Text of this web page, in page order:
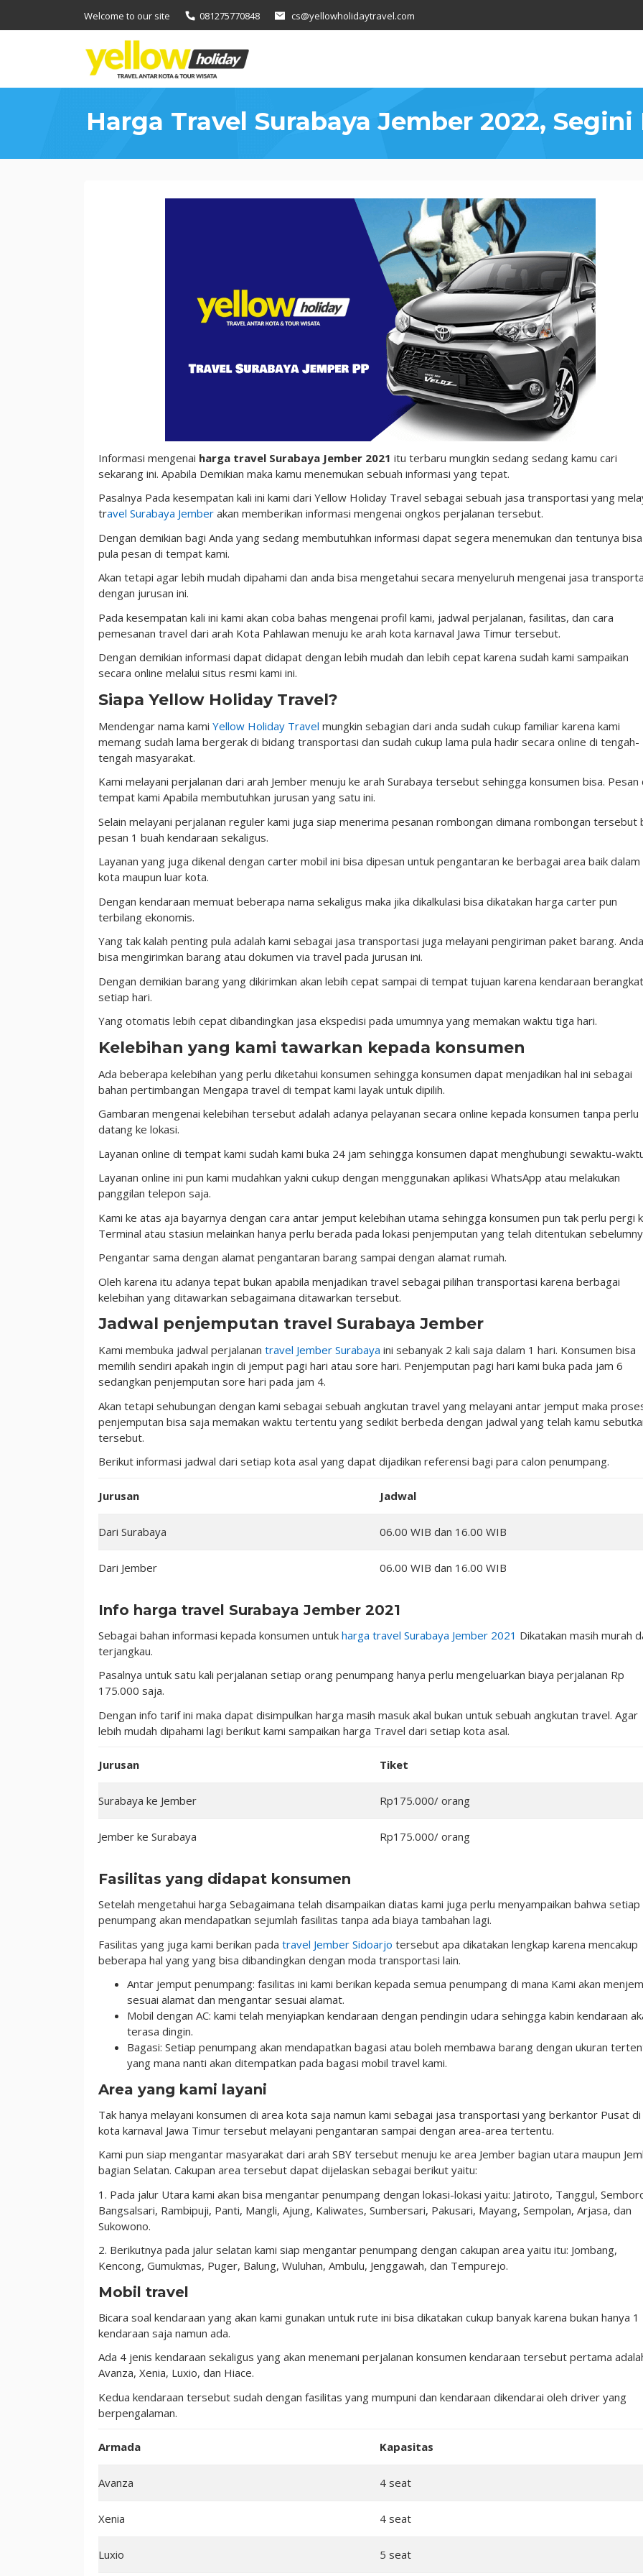
Welcome to our site 081275770848 cs@yellowholidaytravel.com
Harga Travel Surabaya Jember 2022,
Informasi mengenai harga travel Surabaya Jember 2021 itu terbaru mungkin sedang sedang kamu cari
sekarang ini. Apabila Demikian maka kamu menemukan sebuah informasi yang tepat.
Pasalnya Pada kesempatan kali ini kami dari Yellow Holiday Travel sebagai sebuah jasa transportasi yang
travel Surabaya Jember akan memberikan informasi mengenai ongkos perjalanan tersebut.
Dengan demikian bagi Anda yang sedang membutuhkan informasi dapat segera menemukan dan tentunya bisa
pula pesan di tempat kami.
Akan tetapi agar lebih mudah dipahami dan anda bisa mengetahui secara menyeluruh mengenai jasa
dengan jurusan ini.
Pada kesempatan kali ini kami akan coba bahas mengenai profil kami, jadwal perjalanan, fasilitas, dan cara
pemesanan travel dari arah Kota Pahlawan menuju ke arah kota karnaval Jawa Timur tersebut.
Dengan demikian informasi dapat didapat dengan lebih mudah dan lebih cepat karena sudah kami sampaikan
secara online melalui situs resmi kami ini.
Siapa Yellow Holiday Travel?
Mendengar nama kami Yellow Holiday Travel mungkin sebagian dari anda sudah cukup familiar karena kami
memang sudah lama bergerak di bidang transportasi dan sudah cukup lama pula hadir secara online di tengah-
tengah masyarakat.
Kami melayani perjalanan dari arah Jember menuju ke arah Surabaya tersebut sehingga konsumen bisa. Pesan
tempat kami Apabila membutuhkan jurusan yang satu ini.
Selain melayani perjalanan reguler kami juga siap menerima pesanan rombongan dimana rombongan tersebut
pesan 1 buah kendaraan sekaligus.
Layanan yang juga dikenal dengan carter mobil ini bisa dipesan untuk pengantaran ke berbagai area baik dalam
kota maupun luar kota.
Dengan kendaraan memuat beberapa nama sekaligus maka jika dikalkulasi bisa dikatakan harga carter pun
terbilang ekonomis.
Yang tak kalah penting pula adalah kami sebagai jasa transportasi juga melayani pengiriman paket barang. Anda
bisa mengirimkan barang atau dokumen via travel pada jurusan ini.
Dengan demikian barang yang dikirimkan akan lebih cepat sampai di tempat tujuan karena kendaraan berangkat
setiap hari.
Yang otomatis lebih cepat dibandingkan jasa ekspedisi pada umumnya yang memakan waktu tiga hari.
Kelebihan yang kami tawarkan kepada konsumen
Ada beberapa kelebihan yang perlu diketahui konsumen sehingga konsumen dapat menjadikan hal ini sebagai
bahan pertimbangan Mengapa travel di tempat kami layak untuk dipilih.
Gambaran mengenai kelebihan tersebut adalah adanya pelayanan secara online kepada konsumen tanpa perlu
datang ke lokasi.
Layanan online di tempat kami sudah kami buka 24 jam sehingga konsumen dapat menghubungi sewaktu-
Layanan online ini pun kami mudahkan yakni cukup dengan menggunakan aplikasi WhatsApp atau melakukan
panggilan telepon saja.
Kami ke atas aja bayarnya dengan cara antar jemput kelebihan utama sehingga konsumen pun tak perlu pergi
Terminal atau stasiun melainkan hanya perlu berada pada lokasi penjemputan yang telah ditentukan
Pengantar sama dengan alamat pengantaran barang sampai dengan alamat rumah.
Oleh karena itu adanya tepat bukan apabila menjadikan travel sebagai pilihan transportasi karena berbagai
kelebihan yang ditawarkan sebagaimana ditawarkan tersebut.
Jadwal penjemputan travel Surabaya Jember
Kami membuka jadwal perjalanan travel Jember Surabaya ini sebanyak 2 kali saja dalam 1 hari. Konsumen bisa
memilih sendiri apakah ingin di jemput pagi hari atau sore hari. Penjemputan pagi hari kami buka pada jam 6
sedangkan penjemputan sore hari pada jam 4.
Akan tetapi sehubungan dengan kami sebagai sebuah angkutan travel yang melayani antar jemput maka
penjemputan bisa saja memakan waktu tertentu yang sedikit berbeda dengan jadwal yang telah kamu
tersebut.
Berikut informasi jadwal dari setiap kota asal yang dapat dijadikan referensi bagi para calon penumpang.
Jurusan Jadwal
Dari Surabaya 06.00 WIB dan 16.00 WIB
Dari Jember 06.00 WIB dan 16.00 WIB
Info harga travel Surabaya Jember 2021
Sebagai bahan informasi kepada konsumen untuk harga travel Surabaya Jember 2021 Dikatakan masih murah
terjangkau.
Pasalnya untuk satu kali perjalanan setiap orang penumpang hanya perlu mengeluarkan biaya perjalanan Rp
175.000 saja.
Dengan info tarif ini maka dapat disimpulkan harga masih masuk akal bukan untuk sebuah angkutan travel. Agar
lebih mudah dipahami lagi berikut kami sampaikan harga Travel dari setiap kota asal.
Jurusan Tiket
Surabaya ke Jember Rp175.000/ orang
Jember ke Surabaya Rp175.000/ orang
Fasilitas yang didapat konsumen
Setelah mengetahui harga Sebagaimana telah disampaikan diatas kami juga perlu menyampaikan bahwa setiap
penumpang akan mendapatkan sejumlah fasilitas tanpa ada biaya tambahan lagi.
Fasilitas yang juga kami berikan pada travel Jember Sidoarjo tersebut apa dikatakan lengkap karena mencakup
beberapa hal yang yang bisa dibandingkan dengan moda transportasi lain.
Antar jemput penumpang: fasilitas ini kami berikan kepada semua penumpang di mana Kami akan
sesuai alamat dan mengantar sesuai alamat.
Mobil dengan AC: kami telah menyiapkan kendaraan dengan pendingin udara sehingga kabin kendaraan
terasa dingin.
Bagasi: Setiap penumpang akan mendapatkan bagasi atau boleh membawa barang dengan ukuran
yang mana nanti akan ditempatkan pada bagasi mobil travel kami.
Area yang kami layani
Tak hanya melayani konsumen di area kota saja namun kami sebagai jasa transportasi yang berkantor Pusat
kota karnaval Jawa Timur tersebut melayani pengantaran sampai dengan area-area tertentu.
Kami pun siap mengantar masyarakat dari arah SBY tersebut menuju ke area Jember bagian utara maupun
bagian Selatan. Cakupan area tersebut dapat dijelaskan sebagai berikut yaitu:
1. Pada jalur Utara kami akan bisa mengantar penumpang dengan lokasi-lokasi yaitu: Jatiroto, Tanggul,
Bangsalsari, Rambipuji, Panti, Mangli, Ajung, Kaliwates, Sumbersari, Pakusari, Mayang, Sempolan, Arjasa, dan
Sukowono.
2. Berikutnya pada jalur selatan kami siap mengantar penumpang dengan cakupan area yaitu itu: Jombang,
Kencong, Gumukmas, Puger, Balung, Wuluhan, Ambulu, Jenggawah, dan Tempurejo.
Mobil travel
Bicara soal kendaraan yang akan kami gunakan untuk rute ini bisa dikatakan cukup banyak karena bukan hanya 1
kendaraan saja namun ada.
Ada 4 jenis kendaraan sekaligus yang akan menemani perjalanan konsumen kendaraan tersebut pertama
Avanza, Xenia, Luxio, dan Hiace.
Kedua kendaraan tersebut sudah dengan fasilitas yang mumpuni dan kendaraan dikendarai oleh driver yang
berpengalaman.
Armada Kapasitas
Avanza 4 seat
Xenia 4 seat
Luxio 5 seat